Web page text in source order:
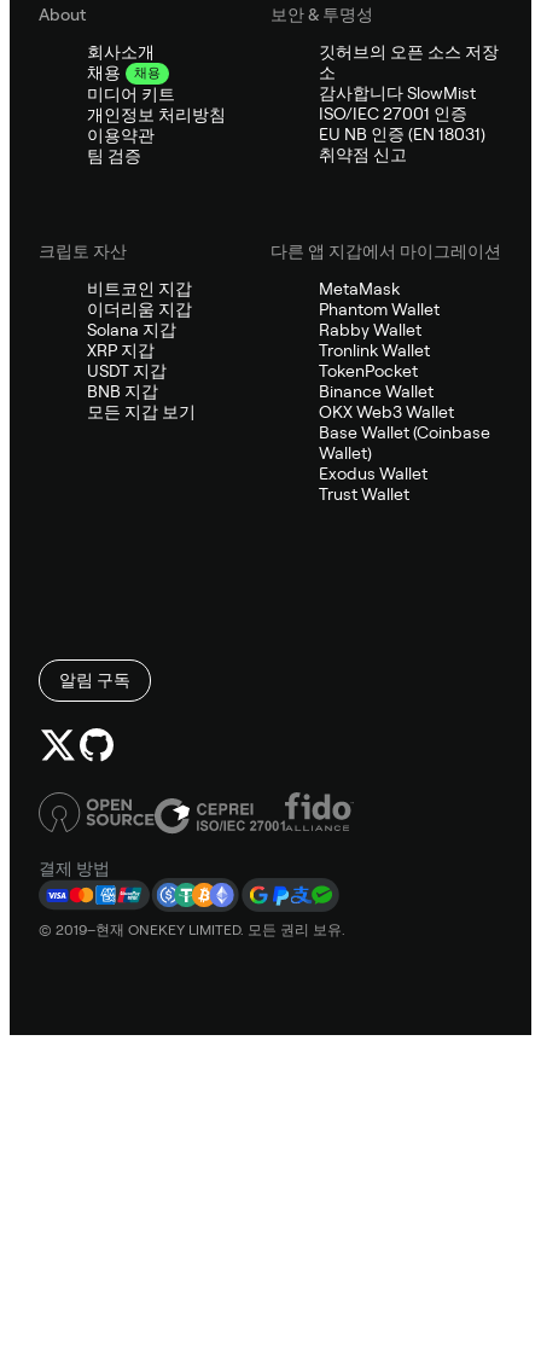
About
회사소개
채용
채용
미디어 키트
개인정보 처리방침
이용약관
팀 검증
보안 & 투명성
깃허브의 오픈 소스 저장
소
감사합니다 SlowMist
ISO/IEC 27001 인증
EU NB 인증 (EN 18031)
취약점 신고
크립토 자산
비트코인 지갑
이더리움 지갑
Solana 지갑
XRP 지갑
USDT 지갑
BNB 지갑
모든 지갑 보기
다른 앱 지갑에서 마이그레이션
MetaMask
Phantom Wallet
Rabby Wallet
Tronlink Wallet
TokenPocket
Binance Wallet
OKX Web3 Wallet
Base Wallet (Coinbase
Wallet)
Exodus Wallet
Trust Wallet
알림 구독
결제 방법
© 2019–현재 ONEKEY LIMITED. 모든 권리 보유.